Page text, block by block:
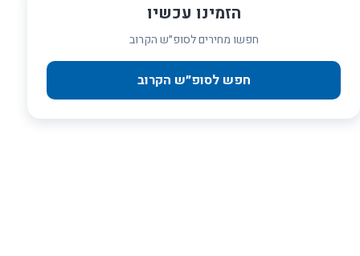
הזמינו עכשיו
חפשו מחירים לסופ״ש הקרוב
חפש לסופ״ש הקרוב